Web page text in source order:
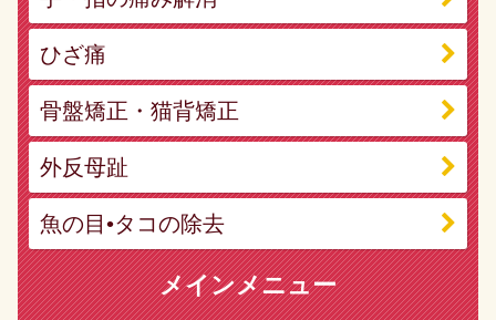
ひざ痛
骨盤矯正・猫背矯正
外反母趾
魚の目•タコの除去
メインメニュー